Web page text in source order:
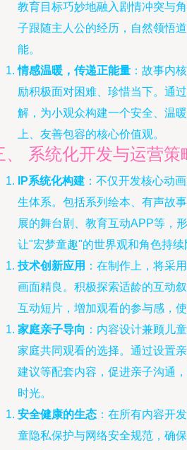
教育目标巧妙地融入剧情冲突与
子跟随主人公的经历，自然领悟
能。
情感温暖，传递正能量 ：故事内
励积极面对困难、珍惜当下。通
解，为小观众构建一个安全、温
上、友善包容的核心价值观。
、 系统化开发与运营策
IP系统化构建 ：不仅开发核心动
生体系。包括系列绘本、有声故
展的舞台剧、教育互动APP等，
让"宏梦童趣"的世界观和角色持续
技术创新应用 ：在制作上，将采
画面精良。积极探索适龄的互动
互动短片，增加观看的参与感，使
家庭亲子导向 ：内容设计兼顾儿
家庭共同观看的选择。通过设置
建议等配套内容，促进亲子沟通
时光。
安全健康的生态 ：在所有内容开
童隐私保护与网络安全规范，确